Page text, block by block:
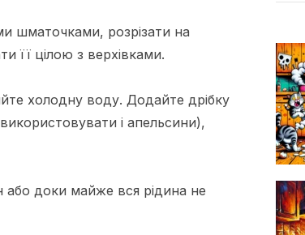
шматочками, розрізати на
її цілою з верхівками.
холодну воду. Додайте дрібку
і апельсини),
або доки майже вся рідина не